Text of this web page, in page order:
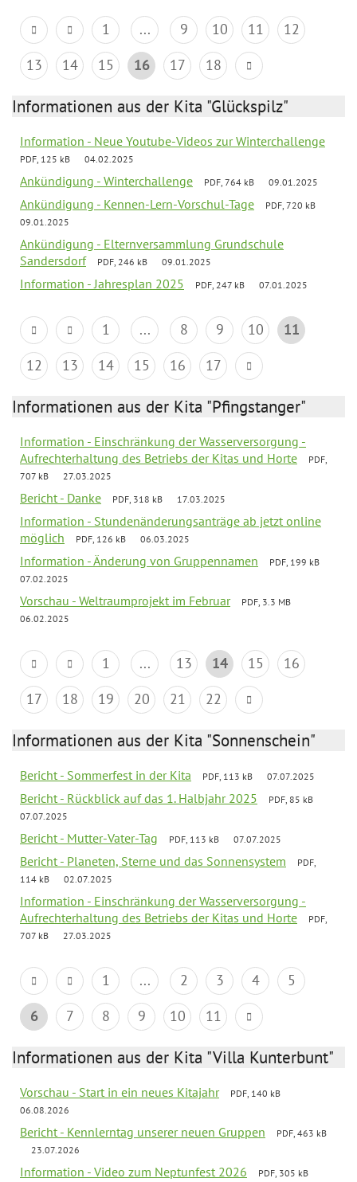
1 ... 9 10 11
12
13
14 15 16 17 18
Informationen aus der Kita "Glückspilz"
Information - Neue Youtube-Videos zur Winterchallenge
PDF, 125 kB 04.02.2025
Ankündigung - Winterchallenge PDF, 764 kB 09.01.2025
Ankündigung - Kennen-Lern-Vorschul-Tage
PDF, 720 kB
09.01.2025
Ankündigung - Elternversammlung Grundschule
Sandersdorf
PDF, 246 kB 09.01.2025
Information - Jahresplan 2025 PDF, 247 kB 07.01.2025
1 ... 8 9 10
11
12
13 14 15 16 17
Informationen aus der Kita "Pfingstanger"
Information - Einschränkung der Wasserversorgung -
Aufrechterhaltung des Betriebs der Kitas und Horte
PDF,
707 kB
27.03.2025
Bericht - Danke PDF, 318 kB 17.03.2025
Information - Stundenänderungsanträge ab jetzt online
möglich
PDF, 126 kB 06.03.2025
Information - Änderung von Gruppennamen
PDF, 199 kB
07.02.2025
Vorschau - Weltraumprojekt im Februar
PDF, 3.3 MB
06.02.2025
1 ... 13 14 15
16
17
18 19 20 21 22
Informationen aus der Kita "Sonnenschein"
Bericht - Sommerfest in der Kita PDF, 113 kB 07.07.2025
Bericht - Rückblick auf das 1. Halbjahr 2025
PDF, 85 kB
07.07.2025
Bericht - Mutter-Vater-Tag PDF, 113 kB 07.07.2025
Bericht - Planeten, Sterne und das Sonnensystem
PDF,
114 kB
02.07.2025
Information - Einschränkung der Wasserversorgung -
Aufrechterhaltung des Betriebs der Kitas und Horte
PDF,
707 kB
27.03.2025
1 ... 2 3 4
5
6
7 8 9 10 11
Informationen aus der Kita "Villa Kunterbunt"
Vorschau - Start in ein neues Kitajahr
PDF, 140 kB
06.08.2026
Bericht - Kennlerntag unserer neuen Gruppen
PDF, 463 kB
23.07.2026
Information - Video zum Neptunfest 2026 PDF, 305 kB